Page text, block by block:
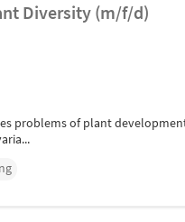
Diversity (m/f/d)
problems of plant